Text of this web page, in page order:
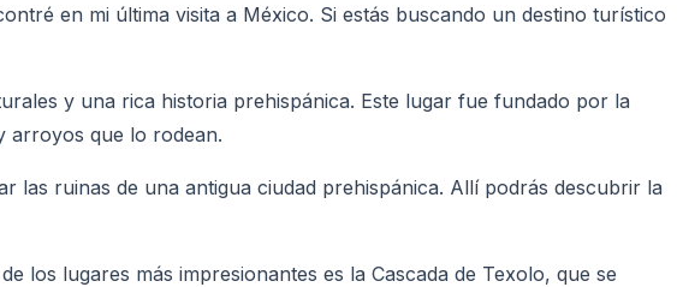
en mi última visita a México. Si estás buscando un destino turístico
y una rica historia prehispánica. Este lugar fue fundado por la
arroyos que lo rodean.
las ruinas de una antigua ciudad prehispánica. Allí podrás descubrir la
los lugares más impresionantes es la Cascada de Texolo, que se